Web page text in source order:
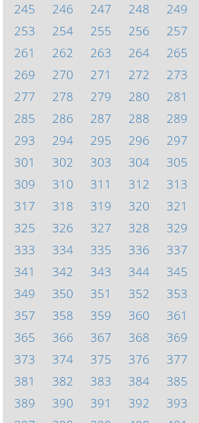
245
246 247 248 249
253
254 255 256 257
261
262 263 264 265
269
270 271 272 273
277
278 279 280 281
285
286 287 288 289
293
294 295 296 297
301
302 303 304 305
309
310 311 312 313
317
318 319 320 321
325
326 327 328 329
333
334 335 336 337
341
342 343 344 345
349
350 351 352 353
357
358 359 360 361
365
366 367 368 369
373
374 375 376 377
381
382 383 384 385
389
390 391 392 393